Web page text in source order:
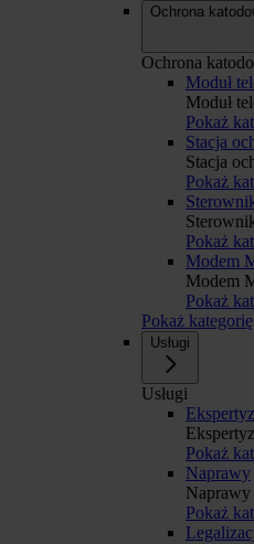
Ochrona
Ochrona
Moduł
Moduł
Pokaż
Stacja
Stacja
Pokaż
Pokaż
Modem
Modem
Pokaż
Pokaż kategorię
Usługi
Usługi
Pokaż
Naprawy
Naprawy
Pokaż